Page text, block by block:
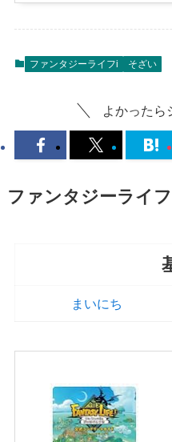
ファンタジーライフi そざい
よかったら
ファンタジーライ
まいにち